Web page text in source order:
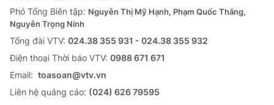
Phó Tổng Biên tập: Nguyễn Thị Mỹ Hạnh, Phạm Quốc Thắng,
Nguyễn Trọng Ninh
Tổng đài VTV: 024.38 355 931 - 024.38 355 932
Ðiện thoại Thời báo VTV: 0988 671 671
Email: toasoan@vtv.vn
Liên hệ quảng cáo: (024) 626 79595